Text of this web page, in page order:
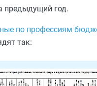
предыдущий год.
по профессиям
так: